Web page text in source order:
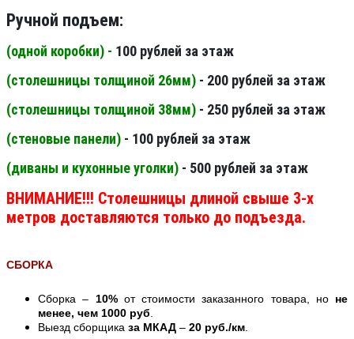
Ручной подъем:
(одной коробки) - 100 рублей за этаж
(столешницы толщиной 26мм) - 200 рублей за этаж
(столешницы толщиной 38мм) - 250 рублей за этаж
(стеновые панели) - 100 рублей за этаж
(диваны и кухонные уголки) - 500 рублей за этаж
ВНИМАНИЕ!!! Столешницы длиной свыше 3-х
метров доставляются только до подъезда.
СБОРКА
Сборка – 10%от стоимости заказанного товара, но не
менее, чем 1000 руб
Выезд сборщика за МКАД – 20 руб./км